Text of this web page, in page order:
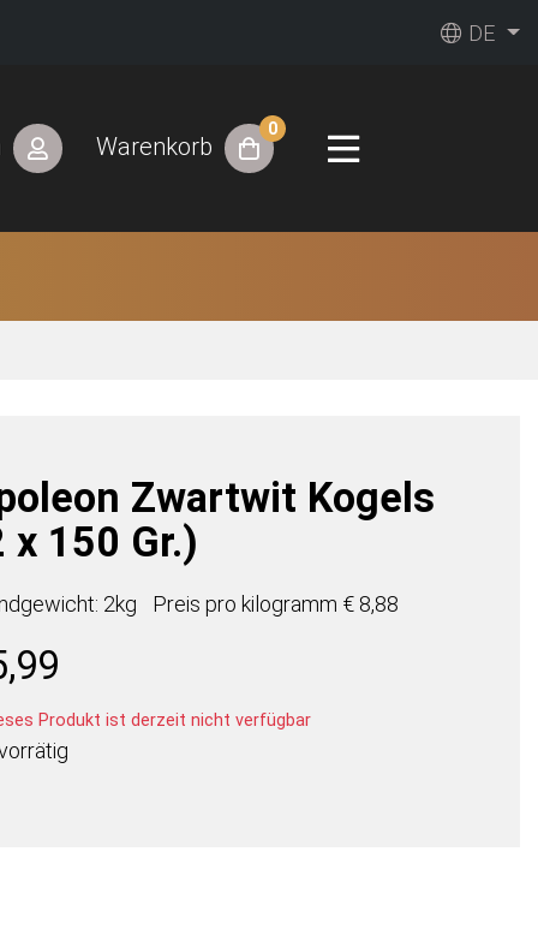
DE
Warenkorb
0
Zwartwit Kogels
x 150 Gr.)
2kg Preis pro kilogramm € 8,88
Produkt ist derzeit nicht verfügbar